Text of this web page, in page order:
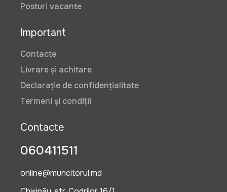
Posturi vacante
Important
Contacte
Livrare și achitare
Declarație de confidențialitate
Termeni și condiții
Contacte
060411511
online@muncitorul.md